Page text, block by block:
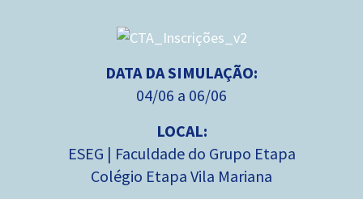
DATA DA SIMULAÇÃO:
04/06 a 06/06
LOCAL:
ESEG | Faculdade do Grupo Etapa
Colégio Etapa Vila Mariana